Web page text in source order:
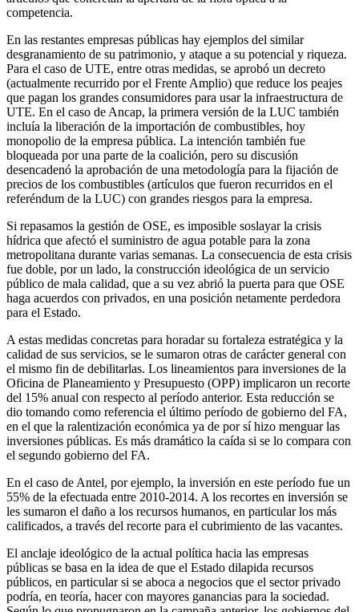
competencia.
En las restantes empresas públicas hay ejemplos del similar
desgranamiento de su patrimonio, y ataque a su potencial y riqueza.
Para el caso de UTE, entre otras medidas, se aprobó un decreto
(actualmente recurrido por el Frente Amplio) que reduce los peajes
que pagan los grandes consumidores para usar la infraestructura de
UTE. En el caso de Ancap, la primera versión de la LUC también
incluía la liberación de la importación de combustibles, hoy
monopolio de la empresa pública. La intención también fue
bloqueada por una parte de la coalición, pero su discusión
desencadenó la aprobación de una metodología para la fijación de
precios de los combustibles (artículos que fueron recurridos en el
referéndum de la LUC) con grandes riesgos para la empresa.
Si repasamos la gestión de OSE, es imposible soslayar la crisis
hídrica que afectó el suministro de agua potable para la zona
metropolitana durante varias semanas. La consecuencia de esta crisis
fue doble, por un lado, la construcción ideológica de un servicio
público de mala calidad, que a su vez abrió la puerta para que OSE
haga acuerdos con privados, en una posición netamente perdedora
para el Estado.
A estas medidas concretas para horadar su fortaleza estratégica y la
calidad de sus servicios, se le sumaron otras de carácter general con
el mismo fin de debilitarlas. Los lineamientos para inversiones de la
Oficina de Planeamiento y Presupuesto (OPP) implicaron un recorte
del 15% anual con respecto al período anterior. Esta reducción se
dio tomando como referencia el último período de gobierno del FA,
en el que la ralentización económica ya de por sí hizo menguar las
inversiones públicas. Es más dramático la caída si se lo compara con
el segundo gobierno del FA.
En el caso de Antel, por ejemplo, la inversión en este período fue un
55% de la efectuada entre 2010-2014. A los recortes en inversión se
les sumaron el daño a los recursos humanos, en particular los más
calificados, a través del recorte para el cubrimiento de las vacantes.
El anclaje ideológico de la actual política hacia las empresas
públicas se basa en la idea de que el Estado dilapida recursos
públicos, en particular si se aboca a negocios que el sector privado
podría, en teoría, hacer con mayores ganancias para la sociedad.